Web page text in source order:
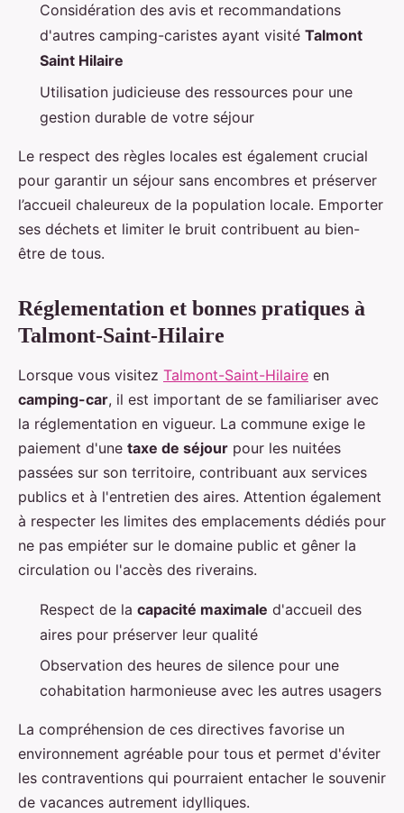
Considération des avis et recommandations
d'autres camping-caristes ayant visité Talmont
Saint Hilaire
Utilisation judicieuse des ressources pour une
gestion durable de votre séjour
Le respect des règles locales est également crucial
pour garantir un séjour sans encombres et préserver
l’accueil chaleureux de la population locale. Emporter
ses déchets et limiter le bruit contribuent au bien-
être de tous.
Réglementation et bonnes pratiques à
Talmont-Saint-Hilaire
Lorsque vous visitez Talmont-Saint-Hilaire en
camping-car, il est important de se familiariser avec
la réglementation en vigueur. La commune exige le
paiement d'une taxe de séjour pour les nuitées
passées sur son territoire, contribuant aux services
publics et à l'entretien des aires. Attention également
à respecter les limites des emplacements dédiés pour
ne pas empiéter sur le domaine public et gêner la
circulation ou l'accès des riverains.
Respect de la capacité maximale d'accueil des
aires pour préserver leur qualité
Observation des heures de silence pour une
cohabitation harmonieuse avec les autres usagers
La compréhension de ces directives favorise un
environnement agréable pour tous et permet d'éviter
les contraventions qui pourraient entacher le souvenir
de vacances autrement idylliques.